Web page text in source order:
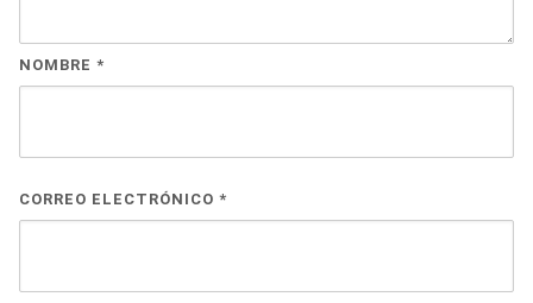
NOMBRE *
CORREO ELECTRÓNICO *